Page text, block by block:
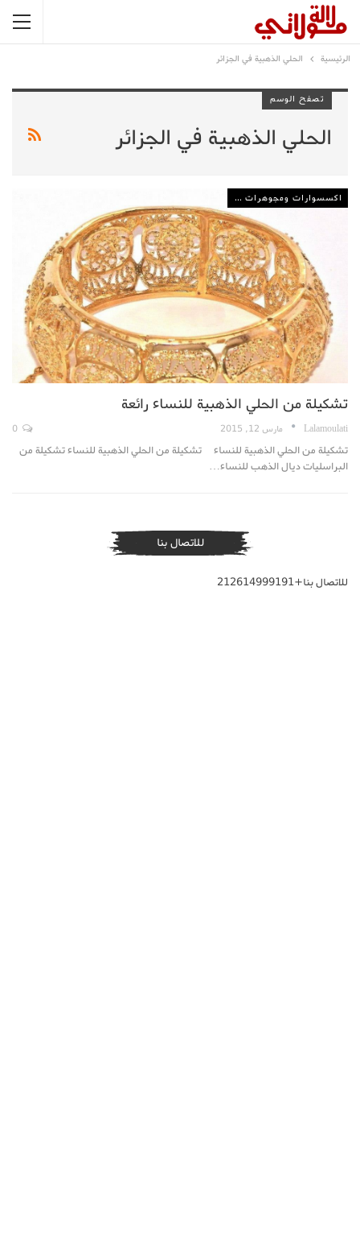
الرئيسية الحلي الذهبية في الجزائر
تصفح الوسم
الحلي الذهبية في الجزائر
اكسسوارات ومجوهرات وعطور
تشكيلة من الحلي الذهبية للنساء رائعة
Lalamoulati مارس 12, 2015
تشكيلة من الحلي الذهبية للنساء تشكيلة من الحلي الذهبية للنساء تشكيلة من
البراسليات ديال الذهب للنساء…
للاتصال بنا
للاتصال بنا+212614999191